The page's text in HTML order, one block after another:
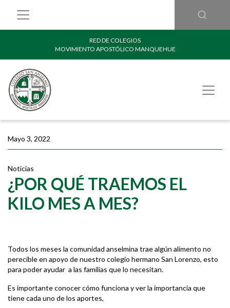
RED DE COLEGIOS
MOVIMIENTO APOSTÓLICO MANQUEHUE
Mayo 3, 2022
Noticias
¿POR QUÉ TRAEMOS EL
KILO MES A MES?
Todos los meses la comunidad anselmina trae algún alimento no
perecible en apoyo de nuestro colegio hermano San Lorenzo, esto
para poder ayudar a las familias que lo necesitan.
Es importante conocer cómo funciona y ver la importancia que
tiene cada uno de los aportes,